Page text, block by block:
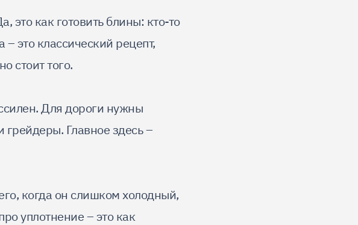
это как готовить блины: кто-то
это классический рецепт,
стоит того.
Для дороги нужны
грейдеры. Главное здесь –
когда он слишком холодный,
уплотнение – это как